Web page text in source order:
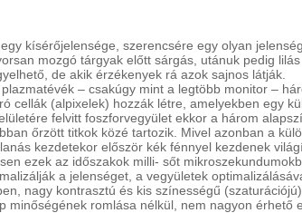
kísérőjelensége, szerencsére egy olyan
mozgó tárgyak előtt sárgás, utánuk pedig
de akik érzékenyek rá azok sajnos látják.
– csakúgy mint a legtöbb monitor –
cellák (alpixelek) hozzák létre, amelyekben egy
felvitt foszforvegyület ekkor a három
őrzött titkok közé tartozik. Mivel azonban a
kezdetekor először kék fénnyel kezdenek
ezek az időszakok milli- sőt
a jelenséget, a vegyületek
nagy kontrasztú és kis színességű
romlása nélkül, nem nagyon érhető